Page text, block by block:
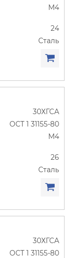
М4
24
Сталь
30ХГСА
ОСТ 1 31155-80
М4
26
Сталь
30ХГСА
ОСТ 1 31155-80